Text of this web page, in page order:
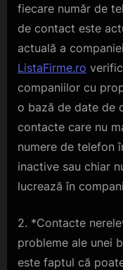
fiecare număr de
de contact este
actuală a
ListaFirme.ro
companiilor cu
o bază de date de
contacte care nu
numere de telefon
inactive sau chiar
lucrează în
2. *Contacte
probleme ale unei
este faptul că